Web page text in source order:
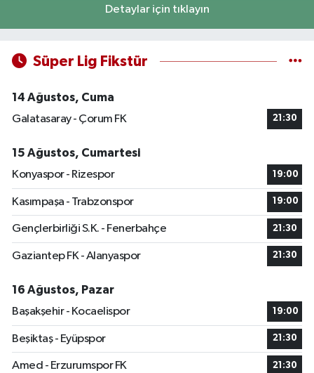
Detaylar için tıklayın
Süper Lig Fikstür
14 Ağustos, Cuma
Galatasaray - Çorum FK
21:30
15 Ağustos, Cumartesi
Konyaspor - Rizespor
19:00
Kasımpaşa - Trabzonspor 19:00
Gençlerbirliği S.K. - Fenerbahçe 21:30
Gaziantep FK - Alanyaspor 21:30
16 Ağustos, Pazar
Başakşehir - Kocaelispor
19:00
Beşiktaş - Eyüpspor 21:30
Amed - Erzurumspor FK 21:30